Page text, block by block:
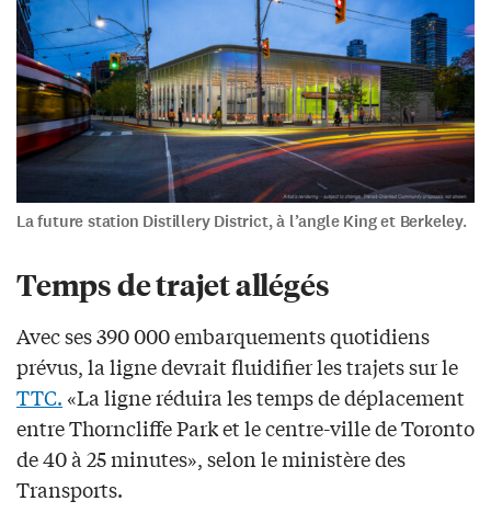
La future station Distillery District, à l’angle King et Berkeley.
Temps de trajet allégés
Avec ses 390 000 embarquements quotidiens
prévus, la ligne devrait fluidifier les trajets sur le
TTC. «La ligne réduira les temps de déplacement
entre Thorncliffe Park et le centre-ville de Toronto
de 40 à 25 minutes», selon le ministère des
Transports.